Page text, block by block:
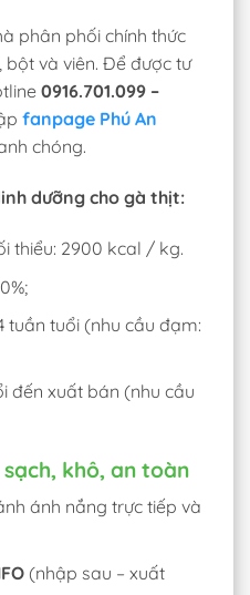
phân phối chính thức
và viên. Để được tư
0916.701.099 –
fanpage Phú An
chóng.
dưỡng cho gà thịt:
thiểu: 2900 kcal / kg.
tuần tuổi (nhu cầu đạm:
đến xuất bán (nhu cầu
khô, an toàn
ánh nắng trực tiếp và
(nhập sau – xuất